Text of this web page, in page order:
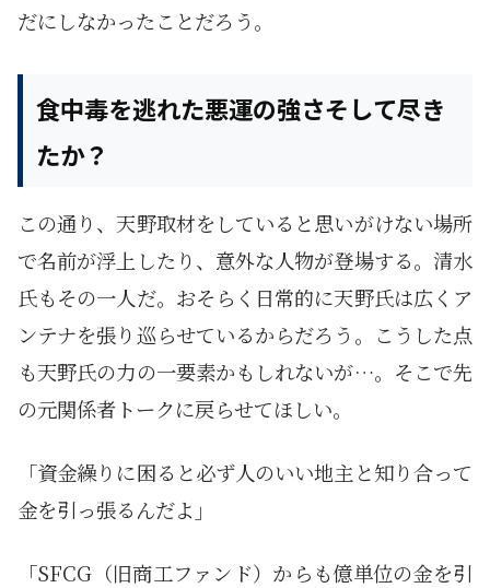
だにしなかったことだろう。
食中毒を逃れた悪運の強さ――そして尽き
たか？
この通り、天野取材をしていると思いがけない場所
で名前が浮上したり、意外な人物が登場する。清水
氏もその一人だ。おそらく日常的に天野氏は広くア
ンテナを張り巡らせているからだろう。こうした点
も天野氏の力の一要素かもしれないが…。そこで先
の元関係者トークに戻らせてほしい。
「資金繰りに困ると必ず人のいい地主と知り合って
金を引っ張るんだよ」
「SFCG（旧商工ファンド）からも億単位の金を引